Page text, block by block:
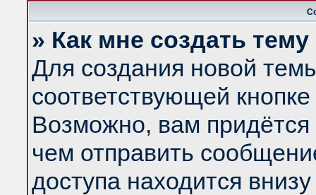
» Как мне создать
Для создания новой
соответствующей
Возможно, вам придётся
чем отправить
доступа находится